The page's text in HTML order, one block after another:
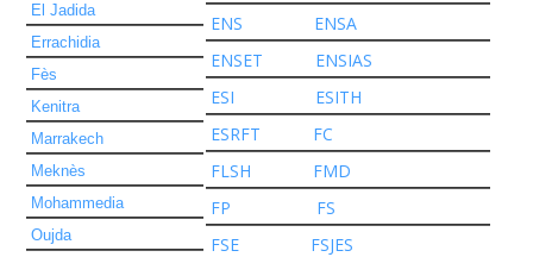
El Jadida
Errachidia
Fès
Kenitra
Marrakech
Meknès
Mohammedia
Oujda
ENS
ENSA
ENSET
ENSIAS
ESI
ESITH
ESRFT
FC
FLSH
FMD
FP
FS
FSE
FSJES